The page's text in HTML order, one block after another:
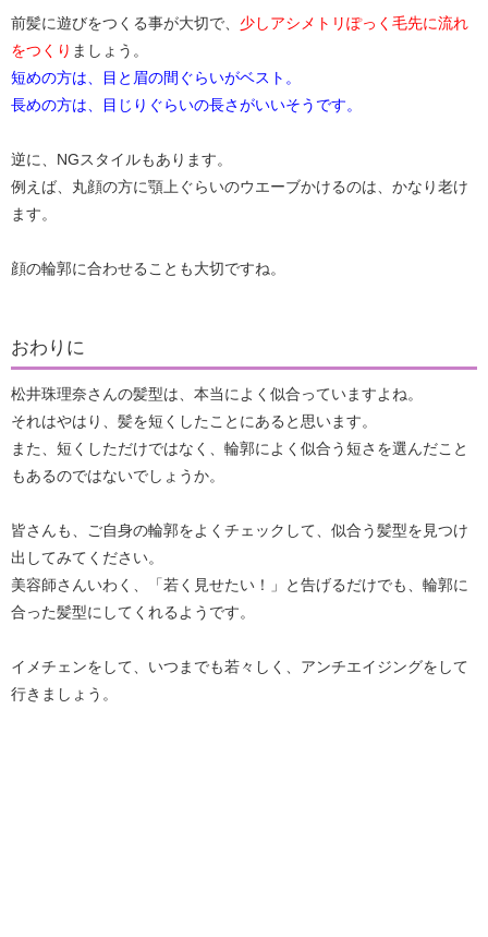
前髪に遊びをつくる事が大切で、 少しアシメトリぽっく毛先に流れ
をつくり ましょう。
短めの方は、目と眉の間ぐらいがベスト。
長めの方は、目じりぐらいの長さがいいそうです。
逆に、NGスタイルもあります。
例えば、丸顔の方に顎上ぐらいのウエーブかけるのは、かなり老け
ます。
顔の輪郭に合わせることも大切ですね。
おわりに
松井珠理奈さんの髪型は、本当によく似合っていますよね。
それはやはり、髪を短くしたことにあると思います。
また、短くしただけではなく、輪郭によく似合う短さを選んだこと
もあるのではないでしょうか。
皆さんも、ご自身の輪郭をよくチェックして、似合う髪型を見つけ
出してみてください。
美容師さんいわく、「若く見せたい！」と告げるだけでも、輪郭に
合った髪型にしてくれるようです。
イメチェンをして、いつまでも若々しく、アンチエイジングをして
行きましょう。